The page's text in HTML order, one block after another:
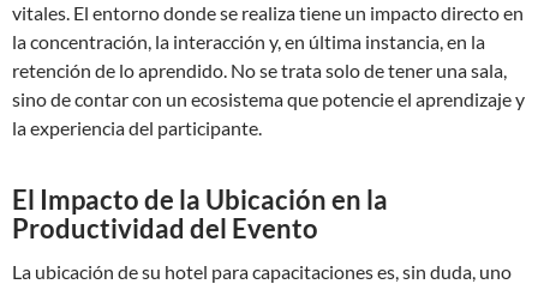
vitales. El entorno donde se realiza tiene un impacto directo en
la concentración, la interacción y, en última instancia, en la
retención de lo aprendido. No se trata solo de tener una sala,
sino de contar con un ecosistema que potencie el aprendizaje y
la experiencia del participante.
El Impacto de la Ubicación en la
Productividad del Evento
La ubicación de su hotel para capacitaciones es, sin duda, uno